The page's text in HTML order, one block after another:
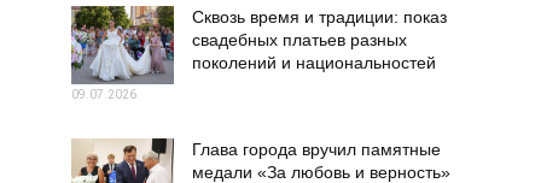
Сквозь время и традиции: показ
свадебных платьев разных
поколений и национальностей
09.07.2026
Глава города вручил памятные
медали «За любовь и верность»